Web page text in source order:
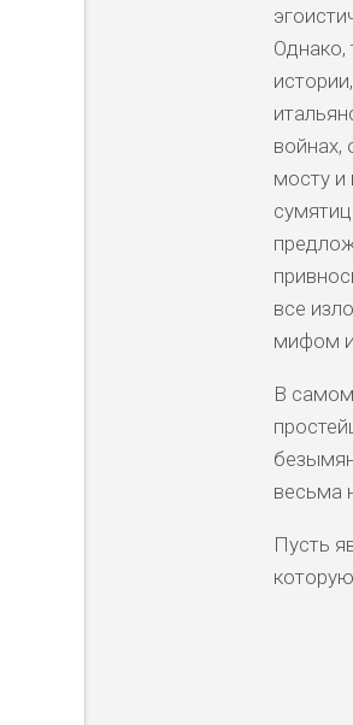
Однако,
войнах,
мосту и
все
мифом
В
весьма
Пусть